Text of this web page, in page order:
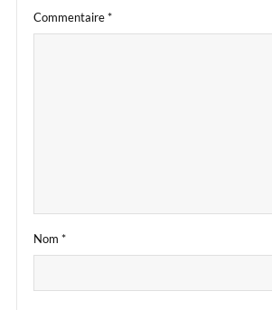
Commentaire*
Nom *